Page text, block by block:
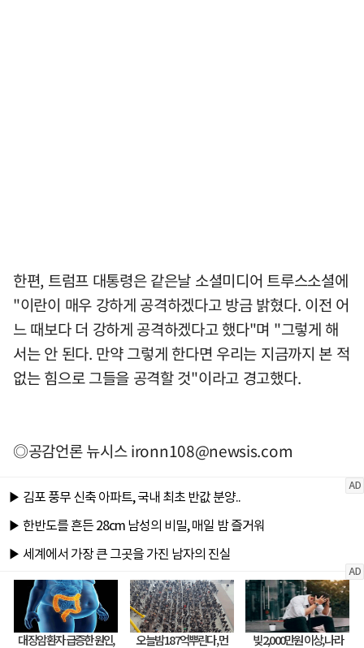
한편, 트럼프 대통령은 같은날 소셜미디어 트루스소셜에
"이란이 매우 강하게 공격하겠다고 방금 밝혔다. 이전 어
느 때보다 더 강하게 공격하겠다고 했다"며 "그렇게 해
서는 안 된다. 만약 그렇게 한다면 우리는 지금까지 본 적
없는 힘으로 그들을 공격할 것"이라고 경고했다.
◎공감언론 뉴시스ironn108@newsis.com